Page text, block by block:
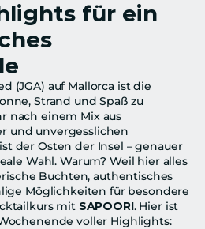
für ein
(JGA) auf Mallorca ist die
Strand und Spaß zu
nach einem Mix aus
und unvergesslichen
der Osten der Insel – genauer
Wahl. Warum? Weil hier alles
Buchten, authentisches
Möglichkeiten für besondere
mit SAPOORI. Hier ist
voller Highlights: